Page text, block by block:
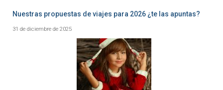
Nuestras propuestas de viajes para 2026 ¿te las apuntas?
31 de diciembre de 2025